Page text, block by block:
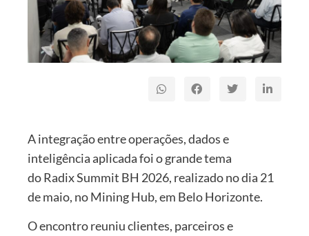
A integração entre operações, dados e
inteligência aplicada foi o grande tema
do Radix Summit BH 2026, realizado no dia 21
de maio, no Mining Hub, em Belo Horizonte.
O encontro reuniu clientes, parceiros e